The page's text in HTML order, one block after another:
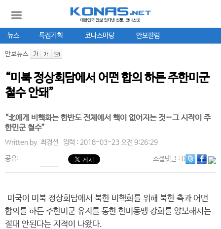
뉴스 특집기획 코나스마당 안보칼럼
안보뉴스
“미북 정상회담에서 어떤 합의 하든 주한미군
철수 안돼”
“北에게 비핵화는 한반도 전체에서 핵이 없어지는 것…그 시작이 주
한민군 철수”
Written by. 최경선 입력 : 2018-03-23 오전 9:26:29
공유: 소셜댓글: 0
미국이 미북 정상회담에서 북한 비핵화를 위해 북한 측과 어떤
합의를 하든 주한미군 유지를 통한 한미동맹 강화를 양보해서는
절대 안된다는 지적이 나왔다.